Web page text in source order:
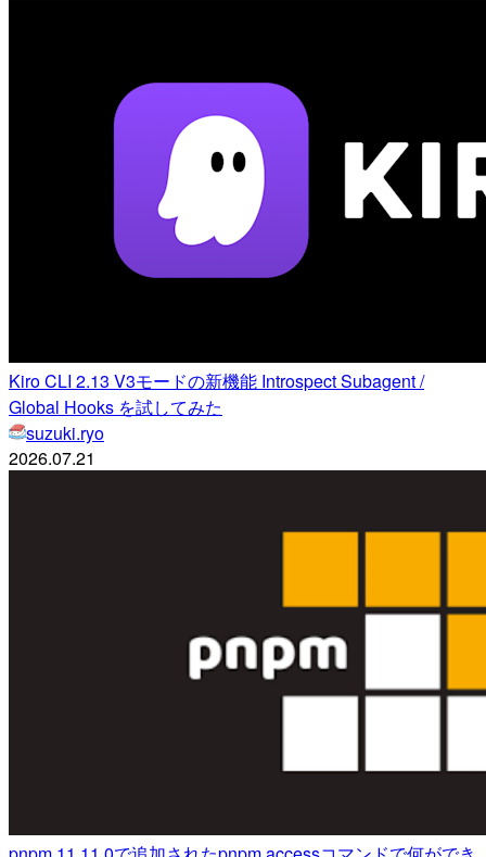
Kiro CLI 2.13 V3モードの新機能 Introspect Subagent /
Global Hooks を試してみた
suzuki.ryo
2026.07.21